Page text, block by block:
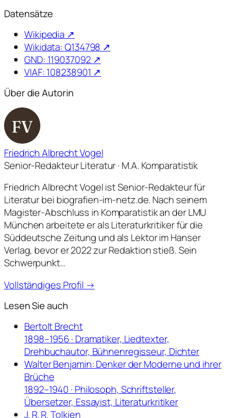
Datensätze
Wikipedia ↗
Wikidata: Q134798 ↗
GND: 119037092 ↗
VIAF: 108238901 ↗
Über die Autorin
FV
Friedrich Albrecht Vogel
Senior-Redakteur Literatur · M.A. Komparatistik
Friedrich Albrecht Vogel ist Senior-Redakteur für
Literatur bei biografien-im-netz.de. Nach seinem
Magister-Abschluss in Komparatistik an der LMU
München arbeitete er als Literaturkritiker für die
Süddeutsche Zeitung und als Lektor im Hanser
Verlag, bevor er 2022 zur Redaktion stieß. Sein
Schwerpunkt…
Vollständiges Profil →
Lesen Sie auch
Bertolt Brecht
1898–1956 · Dramatiker, Liedtexter,
Drehbuchautor, Bühnenregisseur, Dichter
Walter Benjamin: Denker der Moderne und ihrer
Brüche
1892–1940 · Philosoph, Schriftsteller,
Übersetzer, Essayist, Literaturkritiker
J. R. R. Tolkien